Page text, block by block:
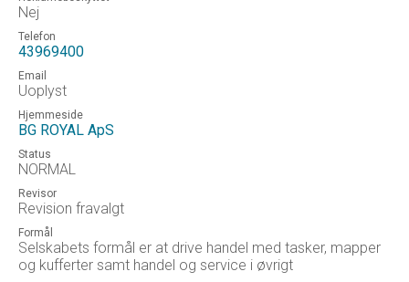
Nej
Telefon
43969400
Email
Uoplyst
Hjemmeside
BG ROYAL ApS
Status
NORMAL
Revisor
Revision fravalgt
Formål
Selskabets formål er at drive handel med tasker, mapper
og kufferter samt handel og service i øvrigt